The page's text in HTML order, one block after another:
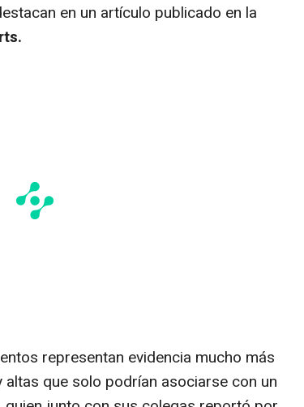
en un artículo publicado en la
representan evidencia mucho más
que solo podrían asociarse con un